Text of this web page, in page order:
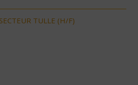
TULLE (H/F)